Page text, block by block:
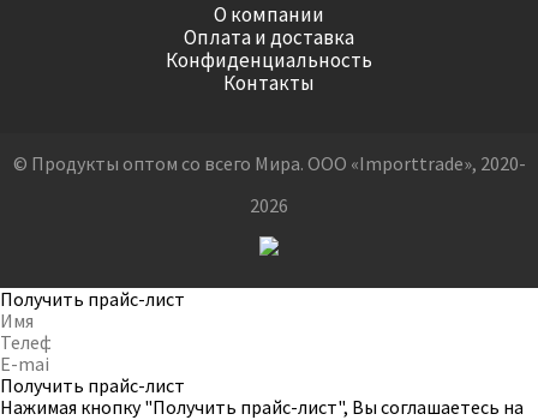
О компании
Оплата и доставка
Конфиденциальность
Контакты
© Продукты оптом со всего Мира. ООО «Importtrade», 2020-
2026
Получить прайс-лист
Получить прайс-лист
Нажимая кнопку "Получить прайс-лист", Вы соглашаетесь на